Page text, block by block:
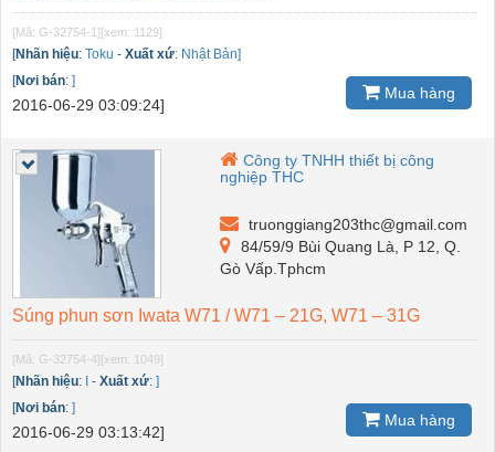
[Mã: G-32754-1] [xem: 1129]
[Nhãn hiệu: Toku - Xuất xứ: Nhật Bản]
[Nơi bán: ]
2016-06-29 03:09:24]
Mua hàng
Công ty TNHH thiết bị công
nghiệp THC
truonggiang203thc@gmail.com
84/59/9 Bùi Quang Là, P 12, Q.
Gò Vấp.Tphcm
Súng phun sơn Iwata W71 / W71 – 21G, W71 – 31G
[Mã: G-32754-4] [xem: 1049]
[Nhãn hiệu: - Xuất xứ: ]
[Nơi bán: ]
2016-06-29 03:13:42]
Mua hàng